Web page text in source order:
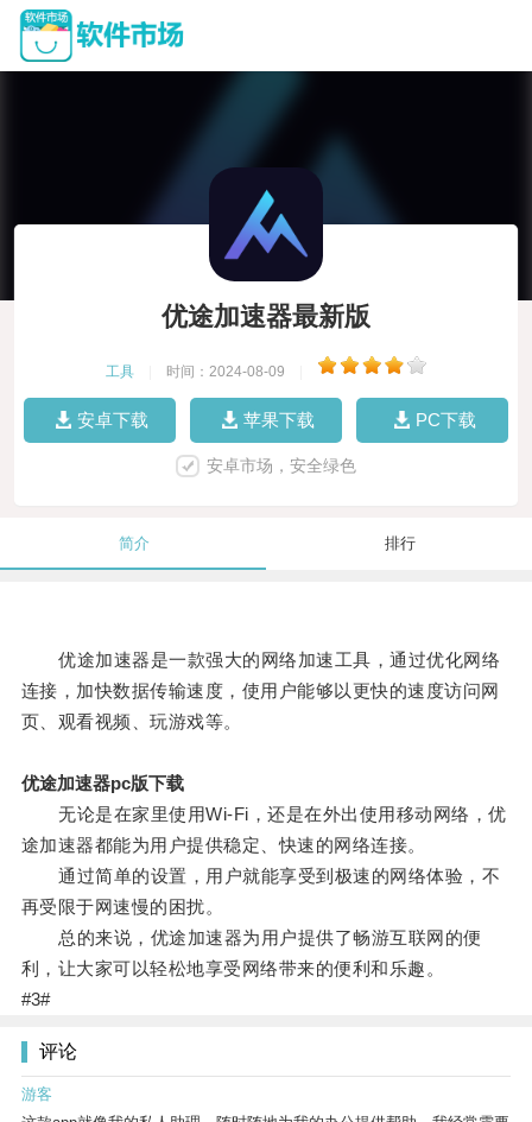
优途加速器最新版
工具 时间：2024-08-09
安卓下载 苹果下载 PC下载
安卓市场，安全绿色
简介 排行
优途加速器是一款强大的网络加速工具，通过优化网络
连接，加快数据传输速度，使用户能够以更快的速度访问网
页、观看视频、玩游戏等。
优途加速器pc版下载
无论是在家里使用Wi-Fi，还是在外出使用移动网络，优
途加速器都能为用户提供稳定、快速的网络连接。
通过简单的设置，用户就能享受到极速的网络体验，不
再受限于网速慢的困扰。
总的来说，优途加速器为用户提供了畅游互联网的便
利，让大家可以轻松地享受网络带来的便利和乐趣。
#3#
评论
游客